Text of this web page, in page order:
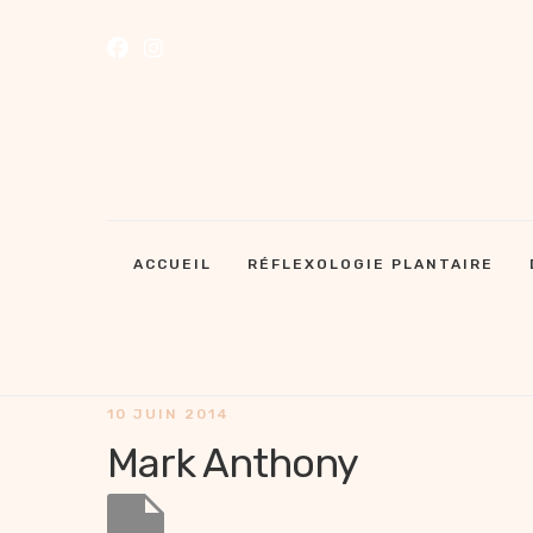
ACCUEIL RÉFLEXOLOGIE PLANTAIRE
10 JUIN 2014
Mark Anthony